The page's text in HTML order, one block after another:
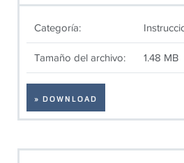
Categoría:
Tamaño del archivo: 1.48 MB
» DOWNLOAD